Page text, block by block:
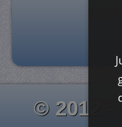
© 2012